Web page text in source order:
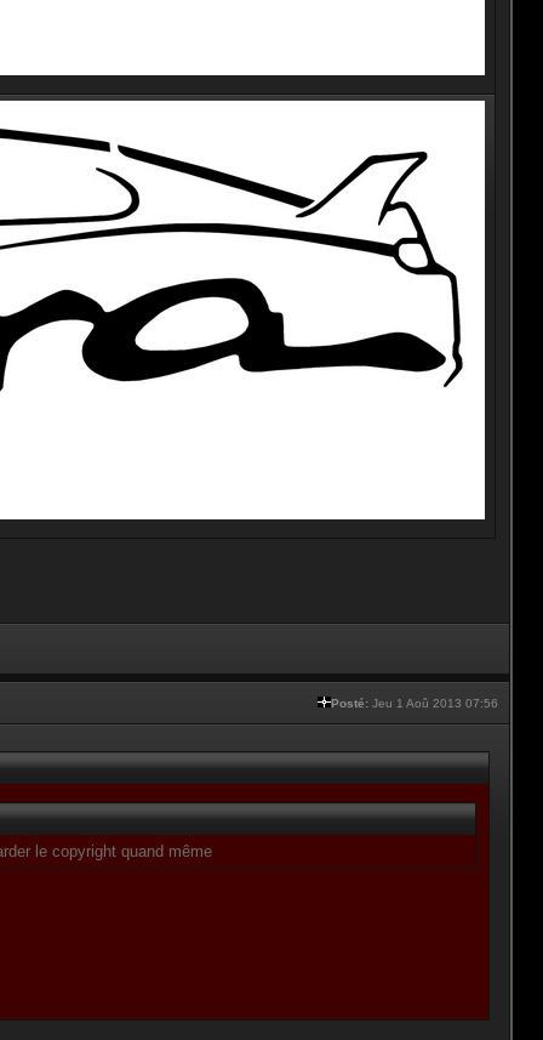
Posté: Jeu 1 Aoû 2013 07:56
le copyright quand même